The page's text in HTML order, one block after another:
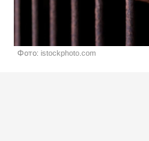
Фото: istockphoto.com